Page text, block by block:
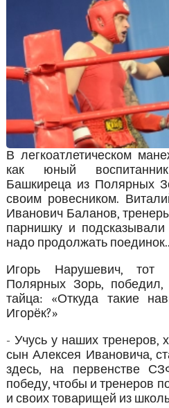
В легкоатлетическом
как юный
Башкиреца из Полярных
своим ровесником.
Иванович Баланов,
парнишку и
надо продолжать
Игорь Нарушевич,
Полярных Зорь,
тайца: «Откуда такие
Игорёк?»
- Учусь у наших тренеров,
сын Алексея Ивановича,
здесь, на первенстве
победу, чтобы и тренеров
и своих товарищей из